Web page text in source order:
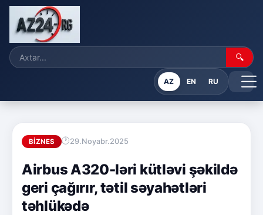
🔍
AZ EN RU
BIZNES 29.Noyabr.2025
Airbus A320-ləri kütləvi şəkildə
geri çağırır, tətil səyahətləri
təhlükədə